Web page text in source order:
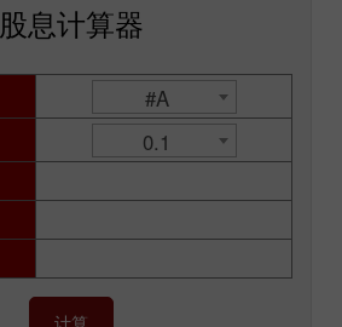
股息计算器
#A
0.1
计算